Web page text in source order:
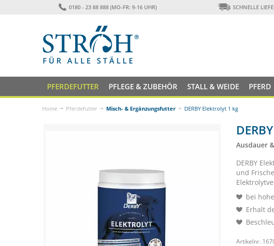
0180 - 23 88 888 (MO-FR: 9-16 UHR) SCHNELLE
PFERDEFUTTER PFLEGE & ZUBEHÖR STALL & WEIDE PFERD
Home Pferdefutter Misch- & Ergänzungsfutter DERBY Elektrolyt 1 kg
Ausdauer
DERBY
und
bei
Erhalt
Artikelnr.